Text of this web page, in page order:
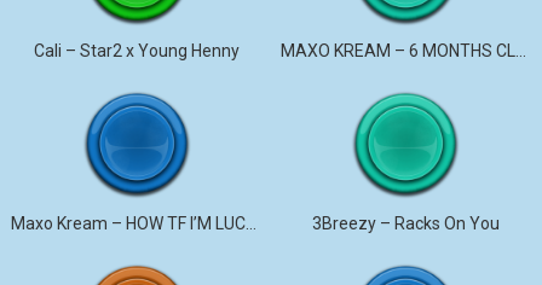
Cali – Star2 x Young Henny
Maxo Kream – HOW TF I’M LUCKY 3Breezy – Racks On You